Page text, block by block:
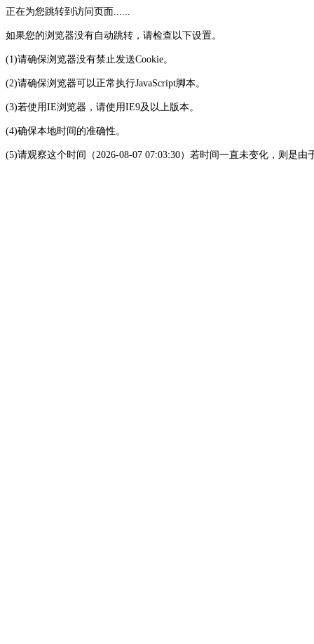
正在为您跳转到访问页面......
如果您的浏览器没有自动跳转，请检查以下设置。
(1)请确保浏览器没有禁止发送Cookie。
(2)请确保浏览器可以正常执行JavaScript脚本。
(3)若使用IE浏览器，请使用IE9及以上版本。
(4)确保本地时间的准确性。
(5)请观察这个时间（2026-08-07 07:03:30）若时间一直未变化，则是